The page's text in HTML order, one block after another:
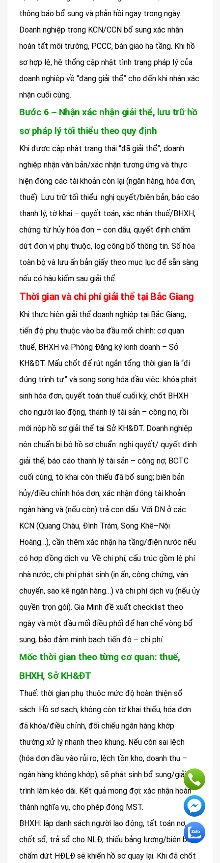
thông báo bổ sung và phản hồi ngay trong ngày.
Doanh nghiệp trong KCN/CCN bổ sung xác nhận
hoàn tất môi trường, PCCC, bàn giao hạ tầng. Khi hồ
sơ hợp lệ, hệ thống cập nhật tình trạng pháp lý của
doanh nghiệp về “đang giải thể” cho đến khi nhận xác
nhận cuối cùng.
Bước 6 – Nhận xác nhận giải thể, lưu trữ hồ
sơ pháp lý tối thiểu theo quy định
Khi được cập nhật trạng thái “đã giải thể”, doanh
nghiệp nhận văn bản/xác nhận tương ứng và thực
hiện đóng các tài khoản còn lại (ngân hàng, hóa đơn,
thuế). Lưu trữ tối thiểu: nghị quyết/biên bản, báo cáo
thanh lý, tờ khai – quyết toán, xác nhận thuế/BHXH,
chứng từ hủy hóa đơn – con dấu, quyết định chấm
dứt đơn vị phụ thuộc, log công bố thông tin. Số hóa
toàn bộ và lưu ấn bản giấy theo mục lục để sẵn sàng
nếu có hậu kiểm sau giải thể.
Thời gian và chi phí giải thể tại Bắc Giang
Khi thực hiện giải thể doanh nghiệp tại Bắc Giang,
tiến độ phụ thuộc vào ba đầu mối chính: cơ quan
thuế, BHXH và Phòng Đăng ký kinh doanh – Sở
KH&ĐT. Mấu chốt để rút ngắn tổng thời gian là “đi
đúng trình tự” và song song hóa đầu việc: khóa phát
sinh hóa đơn, quyết toán thuế cuối kỳ, chốt BHXH
cho người lao động, thanh lý tài sản – công nợ, rồi
mới nộp hồ sơ giải thể tại Sở KH&ĐT. Doanh nghiệp
nên chuẩn bị bộ hồ sơ chuẩn: nghị quyết/ quyết định
giải thể; báo cáo thanh lý tài sản – công nợ; BCTC
cuối cùng, tờ khai còn thiếu đã bổ sung; biên bản
hủy/điều chỉnh hóa đơn; xác nhận đóng tài khoản
ngân hàng và (nếu còn) trả con dấu. Với DN ở các
KCN (Quang Châu, Đình Trám, Song Khê–Nội
Hoàng…), cần thêm xác nhận hạ tầng/điện nước nếu
có hợp đồng dịch vụ. Về chi phí, cấu trúc gồm lệ phí
nhà nước, chi phí phát sinh (in ấn, công chứng, vận
chuyển, sao kê ngân hàng…) và chi phí dịch vụ (nếu ủy
quyền trọn gói). Gia Minh đề xuất checklist theo
ngày và một đầu mối điều phối để hạn chế vòng bổ
sung, bảo đảm minh bạch tiến độ – chi phí.
Mốc thời gian theo từng cơ quan: thuế,
BHXH, Sở KH&ĐT
Thuế: thời gian phụ thuộc mức độ hoàn thiện sổ
sách. Hồ sơ sạch, không còn tờ khai thiếu, hóa đơn
đã khóa/điều chỉnh, đối chiếu ngân hàng khớp
thường xử lý nhanh theo khung. Nếu còn sai lệch
(hóa đơn đầu vào rủi ro, lệch tồn kho, doanh thu –
ngân hàng không khớp), sẽ phát sinh bổ sung/giải
trình làm kéo dài. Kết quả mong đợi: xác nhận hoàn
thành nghĩa vụ, cho phép đóng MST.
BHXH: lập danh sách người lao động, tất toán nợ,
chốt sổ, trả sổ cho NLĐ; thiếu bảng lương/biên bản
chấm dứt HĐLĐ sẽ khiến hồ sơ quay lại. Khi đã chốt